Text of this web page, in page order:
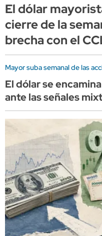
El dólar
cierre de la
brecha con el
Mayor suba semanal de las
El dólar se
ante las señales